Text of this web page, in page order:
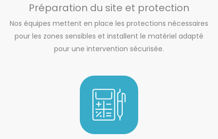
Préparation du site et protection
Nos équipes mettent en place les protections nécessaires
pour les zones sensibles et installent le matériel adapté
pour une intervention sécurisée.